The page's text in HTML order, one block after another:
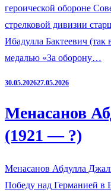
героической обороне
стрелковой дивизии
Ибадулла Бактеевич
медалью «За оборону…
30.05.202627.05.2026
Менасанов
(1921 — ?)
Менасанов Абдулла
Победу над Германией в